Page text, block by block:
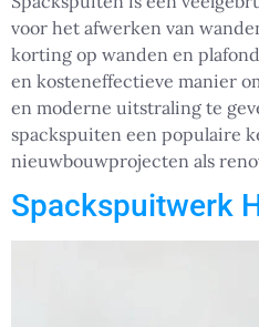
voor het afwerken van
korting op wanden en
en kosteneffectieve manier
en moderne uitstraling te
spackspuiten een populaire
nieuwbouwprojecten als
Spackspuitwerk